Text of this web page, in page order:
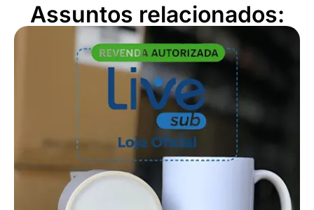
Assuntos relacionados: